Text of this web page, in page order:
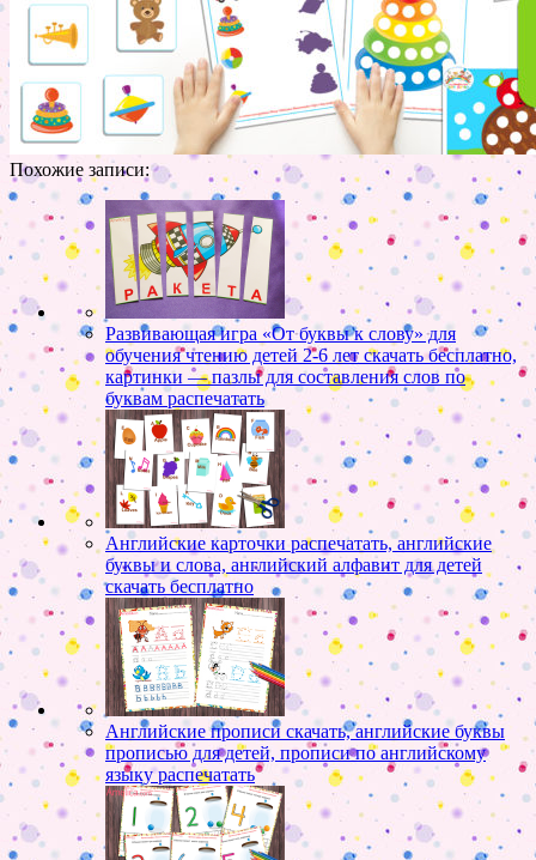
Похожие записи:
Развивающая игра «От буквы к слову» для
обучения чтению детей 2-6 лет скачать бесплатно,
картинки — пазлы для составления слов по
буквам распечатать
Английские карточки распечатать, английские
буквы и слова, английский алфавит для детей
скачать бесплатно
Английские прописи скачать, английские буквы
прописью для детей, прописи по английскому
языку распечатать